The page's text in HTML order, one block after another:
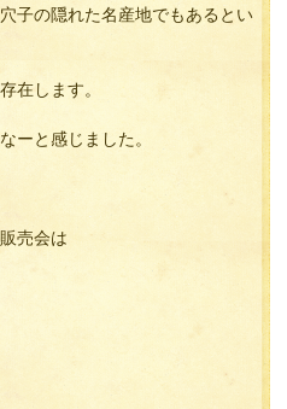
子の隠れた名産地でもあるとい
在します。
ーと感じました。
売会は